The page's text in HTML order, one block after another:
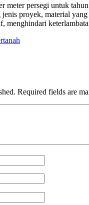
meter persegi untuk
jenis proyek, material
menghindari
Required fields are